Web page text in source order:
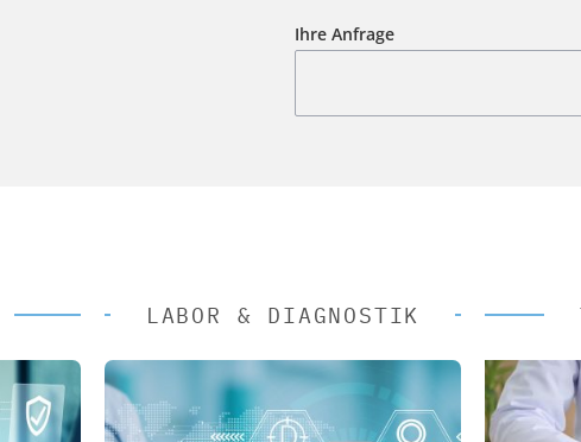
Ihre Anfrage
LABOR & DIAGNOSTIK